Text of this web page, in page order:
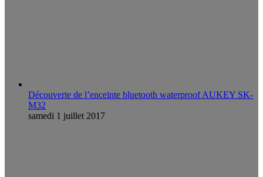
Découverte de l’enceinte bluetooth waterproof AUKEY SK-
M32
samedi 1 juillet 2017